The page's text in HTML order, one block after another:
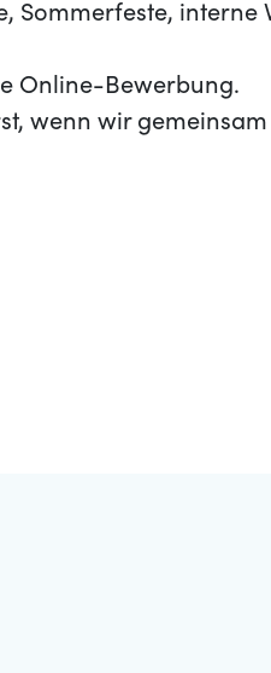
Sommerfeste, interne
Online-Bewerbung.
wenn wir